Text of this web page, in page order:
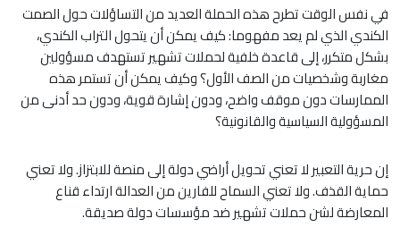
في نفس الوقت تطرح هذه الحملة العديد من التساؤلات حول الصمت
الكندي الذي لم يعد مفهوما: كيف يمكن أن يتحول التراب ‏الكندي،
بشكل متكرر، إلى قاعدة خلفية لحملات تشهير تستهدف مسؤولين
مغاربة وشخصيات من الصف الأول؟ وكيف يمكن أن ‏تستمر هذه
الممارسات دون موقف واضح، ودون إشارة قوية، ودون حد أدنى من
المسؤولية السياسية والقانونية؟
إن حرية التعبير لا تعني تحويل أراضي دولة إلى منصة للابتزاز. ولا تعني
حماية القذف. ولا تعني السماح للفارين من العدالة ‏ارتداء قناع
المعارضة لشن حملات تشهير ضد مؤسسات دولة صديقة.‏